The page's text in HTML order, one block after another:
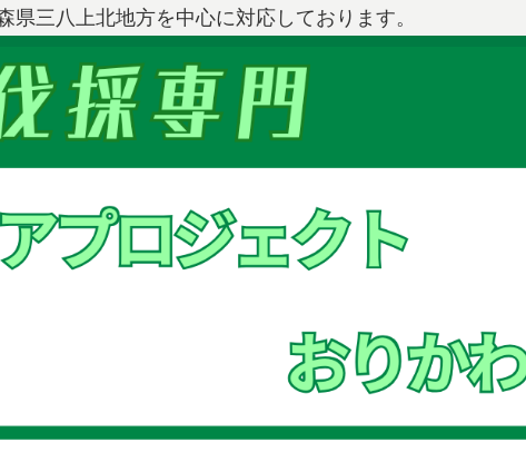
三八上北地方を中心に対応しております。